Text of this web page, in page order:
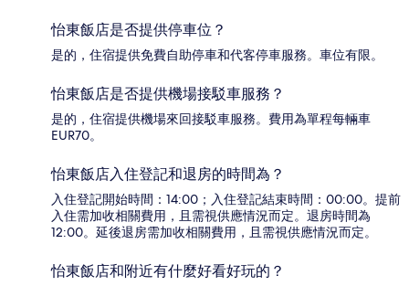
怡東飯店是否提供停車位？
是的，住宿提供免費自助停車和代客停車服務。車位有限。
怡東飯店是否提供機場接駁車服務？
是的，住宿提供機場來回接駁車服務。費用為單程每輛車
EUR70。
怡東飯店入住登記和退房的時間為？
入住登記開始時間：14:00；入住登記結束時間：00:00。提前
入住需加收相關費用，且需視供應情況而定。退房時間為
12:00。延後退房需加收相關費用，且需視供應情況而定。
怡東飯店和附近有什麼好看好玩的？